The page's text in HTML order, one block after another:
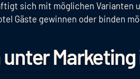
sich mit möglichen Varianten
Gäste gewinnen oder binden
Marketing